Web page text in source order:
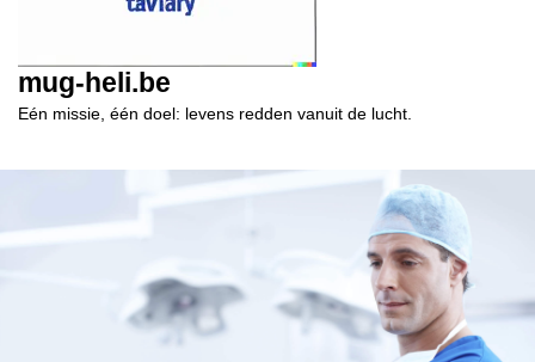
mug-heli.be
Eén missie, één doel: levens redden vanuit de lucht.